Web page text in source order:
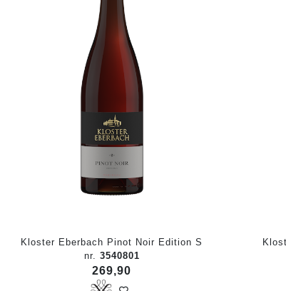
Kloster Eberbach Pinot Noir Edition S
nr. 3540801
269,90